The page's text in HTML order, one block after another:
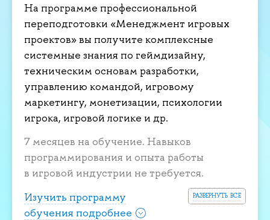
На программе профессиональной
переподготовки «Менеджмент игровых
проектов» вы получите комплексные
системные знания по геймдизайну,
техническим основам разработки,
управлению командой, игровому
маркетингу, монетизации, психологии
игрока, игровой логике и др.
7 месяцев на обучение. Навыков
программирования и опыта работы
в игровой индустрии не требуется.
развернуть все
Изучить программу
обучения подробнее